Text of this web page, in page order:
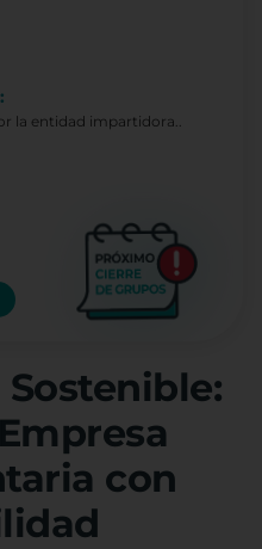
con
la entidad impartidora..